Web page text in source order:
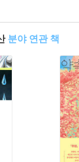
분야 연관 책